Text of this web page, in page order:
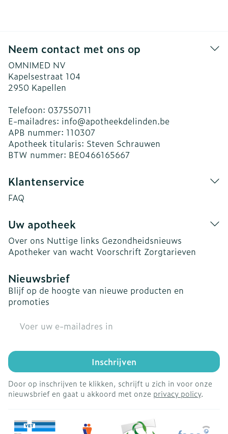
Neem contact met ons op
OMNIMED NV
Kapelsestraat 104
2950 Kapellen
Telefoon: 037550711
E-mailadres: info@apotheekdelinden.be
APB nummer: 110307
Apotheek titularis: Steven Schrauwen
BTW nummer: BE0466165667
Klantenservice
FAQ
Uw apotheek
Over ons Nuttige links Gezondheidsnieuws
Apotheker van wacht Voorschrift Zorgtarieven
Nieuwsbrief
Blijf op de hoogte van nieuwe producten en
promoties
Inschrijven
Door op inschrijven te klikken, schrijft u zich in voor onze
nieuwsbrief en gaat u akkoord met onze privacy policy.